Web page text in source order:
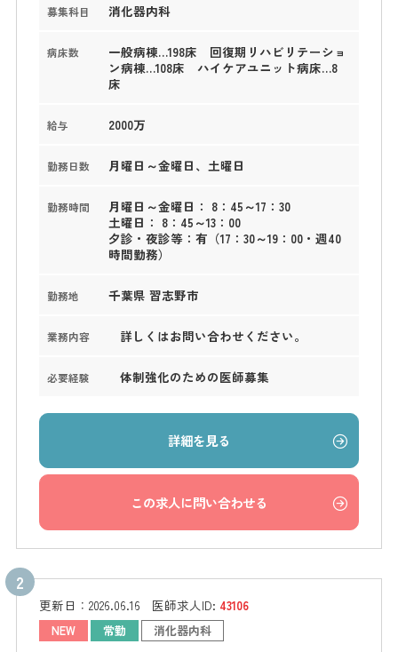
募集科目 消化器内科
病床数
一般病棟…198床 回復期リハビリテーショ
ン病棟…108床 ハイケアユニット病床…8
床
給与 2000万
勤務日数 月曜日～金曜日、土曜日
勤務時間
月曜日～金曜日： 8：45～17：30
土曜日： 8：45～13：00
夕診・夜診等：有（17：30～19：00・週40
時間勤務）
勤務地 千葉県 習志野市
業務内容 詳しくはお問い合わせください。
必要経験 体制強化のための医師募集
詳細を見る
この求人に問い合わせる
更新日： 2026.06.16 医師求人ID: 43106
NEW 常勤 消化器内科